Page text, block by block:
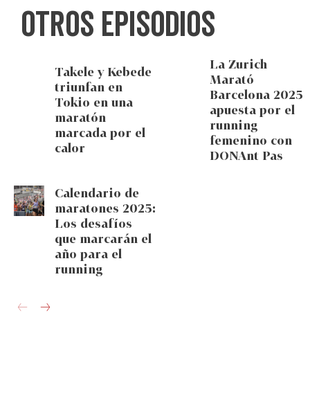
Otros episodios
Takele y Kebede
triunfan en
Tokio en una
maratón
marcada por el
calor
La Zurich
Marató
Barcelona 2025
apuesta por el
running
femenino con
DONAnt Pas
Calendario de
maratones 2025:
Los desafíos
que marcarán el
año para el
running